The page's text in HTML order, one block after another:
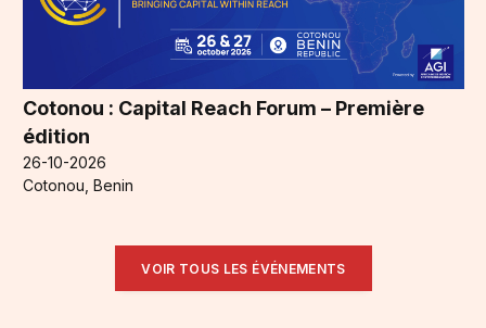
Cotonou : Capital Reach Forum – Première
édition
26-10-2026
Cotonou, Benin
VOIR TOUS LES ÉVÉNEMENTS